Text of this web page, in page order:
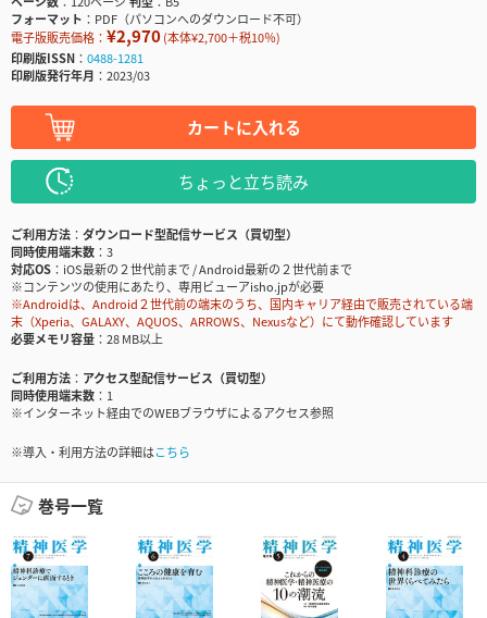
フォーマット
PDF（パソコンへのダウンロード不可）
電子版販売価格： ¥2,970(本体¥2,700＋税10％)
印刷版ISSN
0488-1281
印刷版発行年月
2023/03
カートに入れる
ちょっと立ち読み
ご利用方法
ダウンロード型配信サービス（買切型）
同時使用端末数
3
対応OS
iOS最新の２世代前まで / Android最新の２世代前まで
※コンテンツの使用にあたり、専用ビューアisho.jpが必要
※Androidは、Android２世代前の端末のうち、国内キャリア経由で販売されている端
末（Xperia、GALAXY、AQUOS、ARROWS、Nexusなど）にて動作確認しています
必要メモリ容量
28 MB以上
ご利用方法
アクセス型配信サービス（買切型）
同時使用端末数
1
※インターネット経由でのWEBブラウザによるアクセス参照
※導入・利用方法の詳細はこちら
巻号一覧